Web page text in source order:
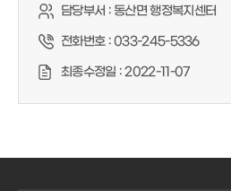
담당부서 :동산면 행정복지센터
전화번호 :033-245-5336
최종수정일 :2022-11-07